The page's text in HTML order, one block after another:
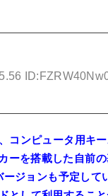
コンピュータ用キ
ーを搭載した自前の
ジョンも予定し